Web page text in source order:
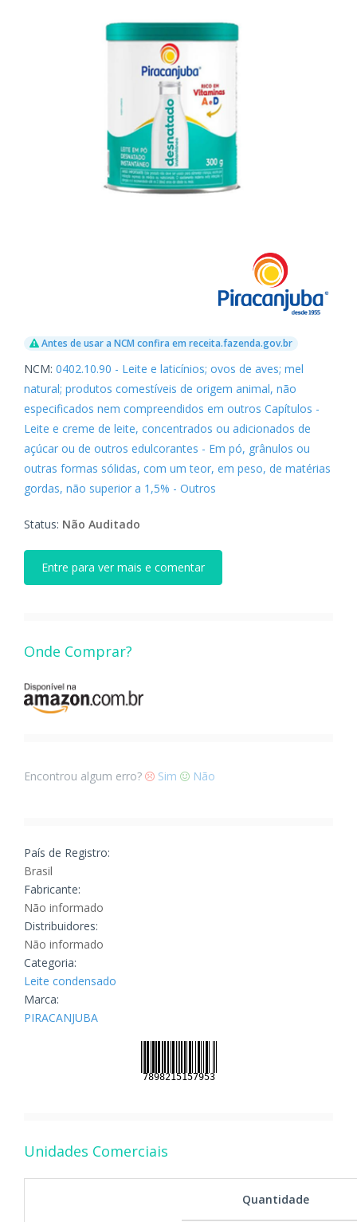
Antes de usar a NCM confira em receita.fazenda.gov.br
NCM: 0402.10.90 - Leite e laticínios; ovos de aves; mel
natural; produtos comestíveis de origem animal, não
especificados nem compreendidos em outros Capítulos -
Leite e creme de leite, concentrados ou adicionados de
açúcar ou de outros edulcorantes - Em pó, grânulos ou
outras formas sólidas, com um teor, em peso, de matérias
gordas, não superior a 1,5% - Outros
Status: Não Auditado
Entre para ver mais e comentar
Onde Comprar?
Encontrou algum erro? Sim Não
País de Registro:
Brasil
Fabricante:
Não informado
Distribuidores:
Não informado
Categoria:
Leite condensado
Marca:
PIRACANJUBA
Unidades Comerciais
Quantidade